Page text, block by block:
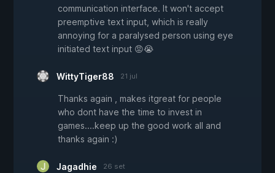
communication interface. It won't accept
preemptive text input, which is really
annoying for a paralysed person using eye
initiated text input 😡😭
WittyTiger88 21 jul
Thanks again , makes itgreat for people
who dont have the time to invest in
games....keep up the good work all and
thanks again :)
Jagadhie 26 set